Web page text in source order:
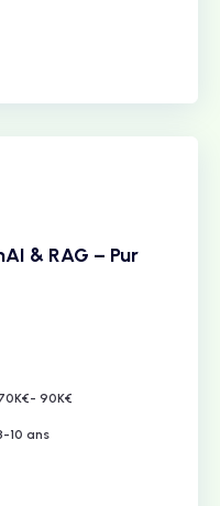
& RAG – Pur
90K€
10 ans